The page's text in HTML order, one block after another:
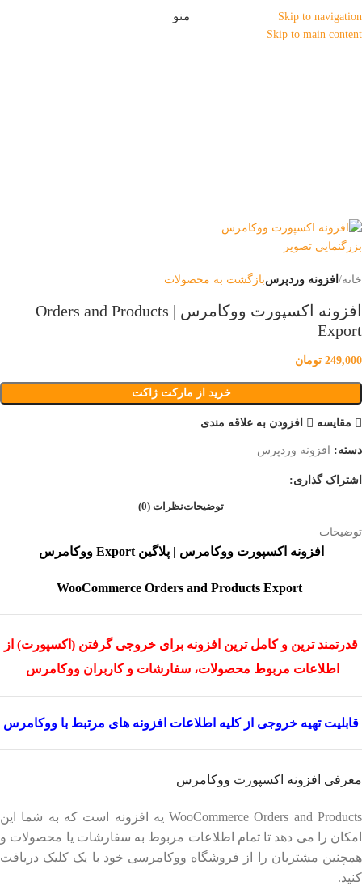
Skip to navigation
Skip to main content
منو
بزرگنمایی تصویر
خانه افزونه وردپرسبازگشت به محصولات
افزونه اکسپورت ووکامرس | Orders and Products
Export
249,000 تومان
خرید از مارکت ژاکت
مقایسه افزودن به علاقه مندی
دسته: افزونه وردپرس
اشتراک گذاری:
توضیحاتنظرات (0)
توضیحات
افزونه اکسپورت ووکامرس | پلاگین Export ووکامرس
قدرتمند ترین و کامل ترین افزونه برای خروجی گرفتن (اکسپورت) از
اطلاعات مربوط محصولات، سفارشات و کاربران ووکامرس
قابلیت تهیه خروجی از کلیه اطلاعات افزونه های مرتبط با ووکامرس
معرفی افزونه اکسپورت ووکامرس
WooCommerce Orders and Products یه افزونه است که به شما این
امکان را می دهد تا تمام اطلاعات مربوط به سفارشات یا محصولات و
همچنین مشتریان را از فروشگاه ووکامرسی خود با یک کلیک دریافت
کنید.